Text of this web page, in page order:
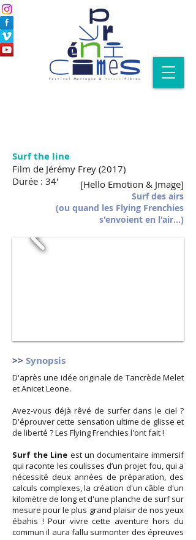
Surf the line
Film de Jérémy Frey (2017)
Durée : 34'
[Hello Emotion & Jmage]
Surf des airs
(ou quand les Flying Frenchies
s'envoient en l'air...)
>> Synopsis
D'après une idée originale de Tancrède Melet
et Anicet Leone.
Avez-vous déjà rêvé de surfer dans le ciel ?
D'éprouver cette sensation ultime de glisse et
de liberté ? Les Flying Frenchies l'ont fait !
Surf the Line est un documentaire immersif
qui raconte les coulisses d’un projet fou, qui a
nécessité deux années de préparation, des
calculs complexes, la création d'un câble d'un
kilomètre de long et d'une planche de surf sur
mesure pour le plus grand plaisir de nos yeux
ébahis ! Pour vivre cette aventure hors du
commun il aura fallu surmonter des épreuves